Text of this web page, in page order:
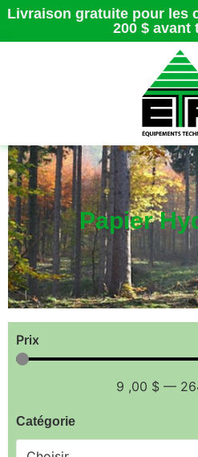
Livraison gratuite pour les
200 $ avant
Papier
Prix
9 ,00 $—
Catégorie